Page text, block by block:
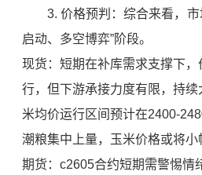
3. 价格预判：综合来看，
启动、多空博弈”阶段。
现货：短期在补库需求支撑下
行，但下游承接力度有限，持
米均价运行区间预计在2400-
潮粮集中上量，玉米价格或将小
期货：c2605合约短期需警惕情